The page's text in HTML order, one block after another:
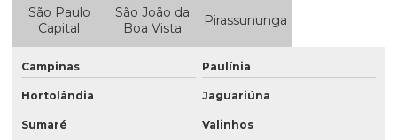
Empresa de prestação de serviços de manutenção
Empresa de reforma e construção
Empresa de reforma residencial
São Paulo
Capital
São João da
Boa Vista
Pirassununga
Campinas Paulínia
Hortolândia Jaguariúna
Sumaré Valinhos